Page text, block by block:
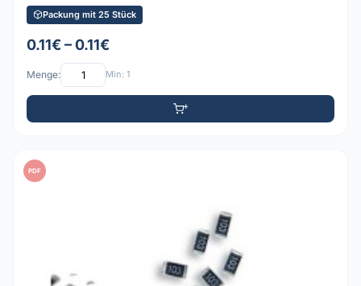
Packung mit 25 Stück
0.11€ – 0.11€
Menge: Min: 1
PDF